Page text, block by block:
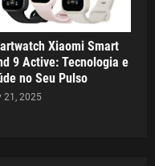
Xiaomi Smart
9 Active: Tecnologia e
no Seu Pulso
21, 2025